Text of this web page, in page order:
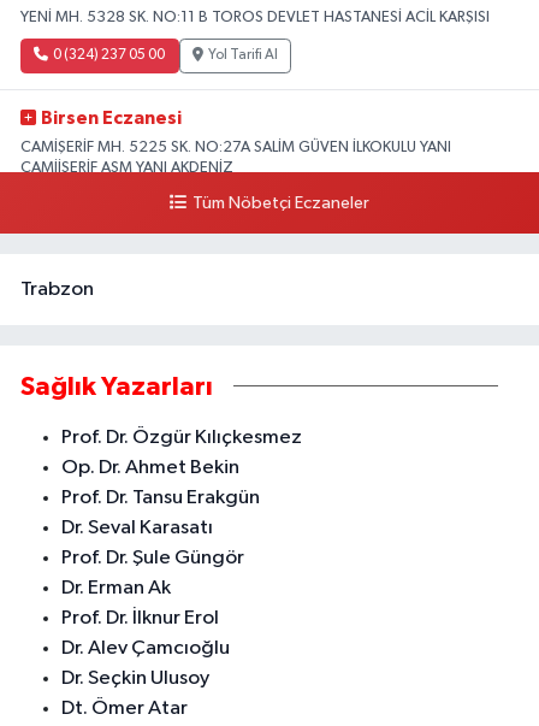
YENİ MH. 5328 SK. NO:11 B TOROS DEVLET HASTANESİ ACİL KARŞISI
0 (324) 237 05 00 Yol Tarifi Al
Birsen Eczanesi
CAMİŞERİF MH. 5225 SK. NO:27A SALİM GÜVEN İLKOKULU YANI
CAMİİŞERİF ASM YANI AKDENİZ
Yol Tarifi Al
Tüm Nöbetçi Eczaneler
Trabzon
Sağlık Yazarları
Prof. Dr. Özgür Kılıçkesmez
Op. Dr. Ahmet Bekin
Prof. Dr. Tansu Erakgün
Dr. Seval Karasatı
Prof. Dr. Şule Güngör
Dr. Erman Ak
Prof. Dr. İlknur Erol
Dr. Alev Çamcıoğlu
Dr. Seçkin Ulusoy
Dt. Ömer Atar